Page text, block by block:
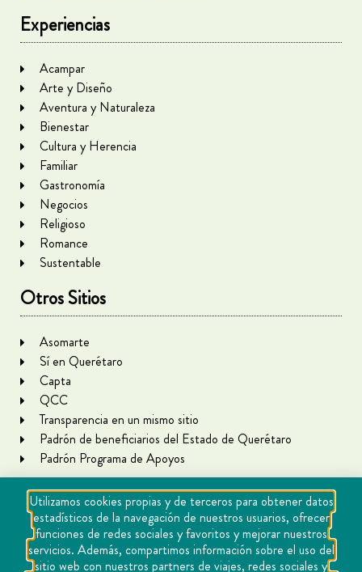
Experiencias
Acampar
Arte y Diseño
Aventura y Naturaleza
Bienestar
Cultura y Herencia
Familiar
Gastronomía
Negocios
Religioso
Romance
Sustentable
Otros Sitios
Asomarte
Sí en Querétaro
Capta
QCC
Transparencia en un mismo sitio
Padrón de beneficiarios del Estado de Querétaro
Padrón Programa de Apoyos
Utilizamos cookies propias y de terceros para obtener datos
estadísticos de la navegación de nuestros usuarios, ofrecer
funciones de redes sociales y favoritos y mejorar nuestros
servicios. Además, compartimos información sobre el uso del
sitio web con nuestros partners de viajes, redes sociales y